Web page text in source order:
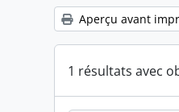
Aperçu avant
1 résultats avec